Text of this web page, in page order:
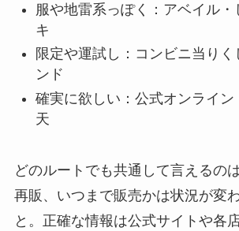
服や地雷系っぽく：アベイル
キ
限定や運試し：コンビニ当りく
ンド
確実に欲しい：公式オンライン
天
どのルートでも共通して言えるの
再販、いつまで販売かは状況が変
と。正確な情報は公式サイトや各